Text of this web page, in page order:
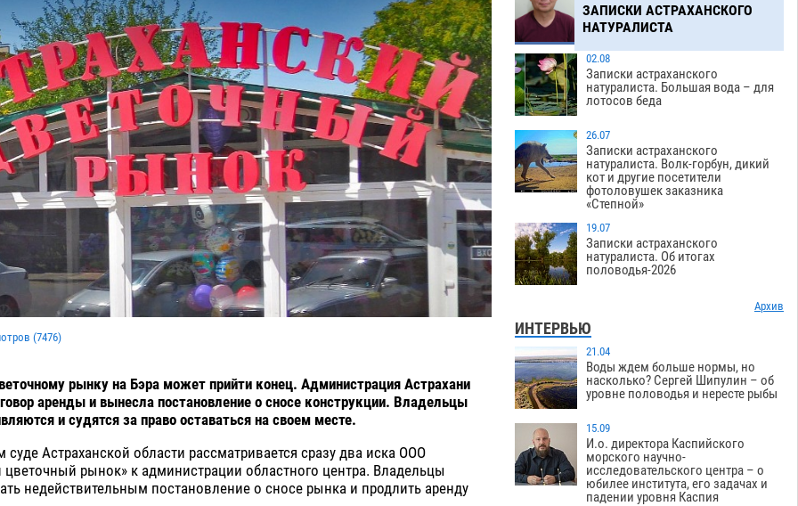
(7476)
рынку на Бэра может прийти конец. Администрация Астрахани
аренды и вынесла постановление о сносе конструкции. Владельцы
и судятся за право оставаться на своем месте.
Астраханской области рассматривается сразу два иска ООО
цветочный рынок» к администрации областного центра. Владельцы
недействительным постановление о сносе рынка и продлить аренду
ЗАПИСКИ АСТРАХАНСКОГО
НАТУРАЛИСТА
02.08
Записки астраханского
натуралиста. Большая вода – для
лотосов беда
26.07
Записки астраханского
натуралиста. Волк-горбун, дикий
кот и другие посетители
фотоловушек заказника
«Степной»
19.07
Записки астраханского
натуралиста. Об итогах
половодья-2026
Архив
ИНТЕРВЬЮ
21.04
Воды ждем больше нормы, но
насколько? Сергей Шипулин – об
уровне половодья и нересте рыбы
15.09
И.о. директора Каспийского
морского научно-
исследовательского центра – о
юбилее института, его задачах и
падении уровня Каспия